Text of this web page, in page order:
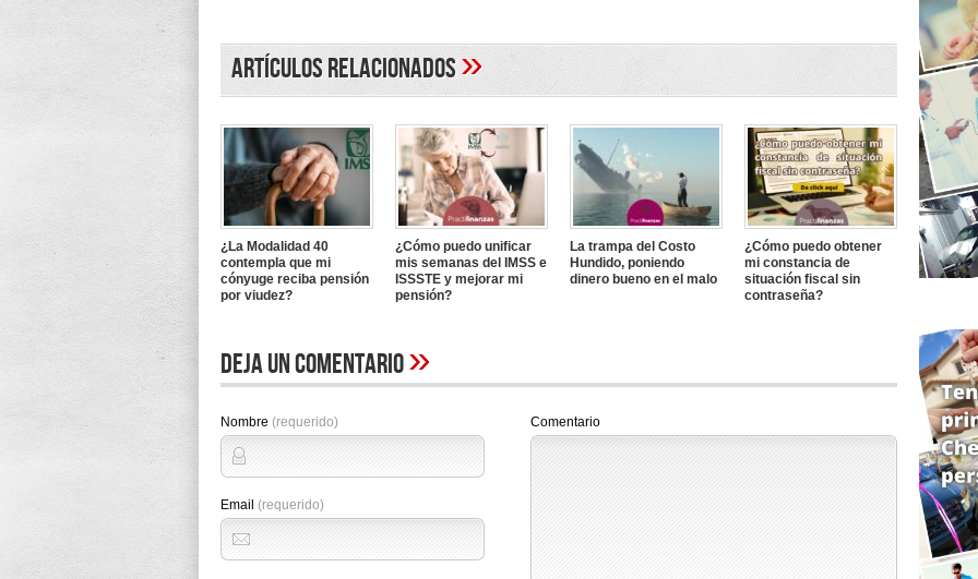
Artículos Relacionados»
¿La Modalidad 40
contempla que mi
cónyuge reciba pensión
por viudez?
¿Cómo puedo unificar
mis semanas del IMSS e
ISSSTE y mejorar mi
pensión?
La trampa del Costo
Hundido, poniendo
dinero bueno en el malo
¿Cómo puedo obtener
mi constancia de
situación fiscal sin
contraseña?
Deja un comentario»
Nombre (requerido)
Email (requerido)
Comentario